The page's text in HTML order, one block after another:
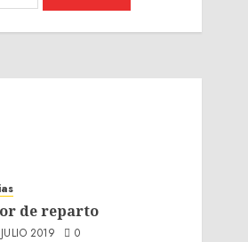
de reparto
2019 0